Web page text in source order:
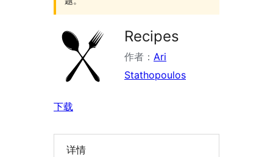
Recipes
作者： Ari
Stathopoulos
下载
详情